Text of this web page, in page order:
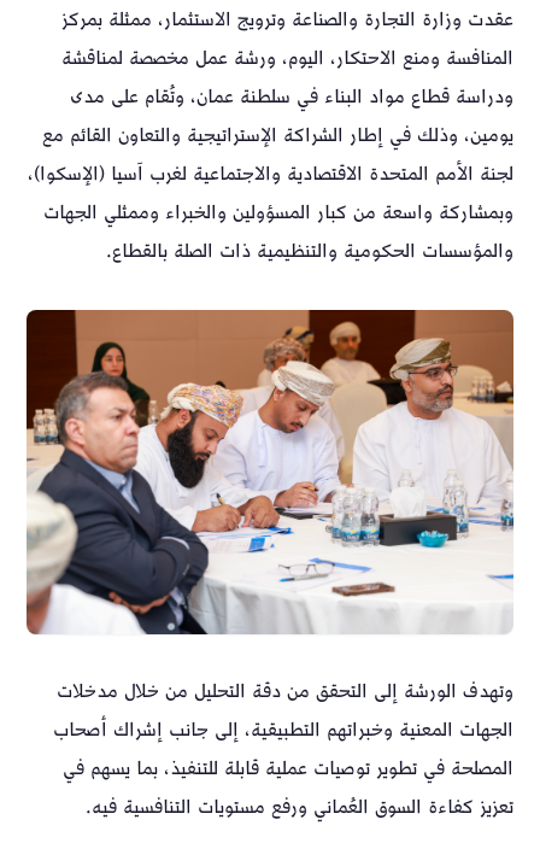
عقدت وزارة التجارة والصناعة وترويج الاستثمار، ممثلة بمركز
المنافسة ومنع الاحتكار، اليوم، ورشة عمل مخصصة لمناقشة
ودراسة قطاع مواد البناء في سلطنة عمان، وتُقام على مدى
يومين، وذلك في إطار الشراكة الإستراتيجية والتعاون القائم مع
لجنة الأمم المتحدة الاقتصادية والاجتماعية لغرب آسيا (الإسكوا)،
وبمشاركة واسعة من كبار المسؤولين والخبراء وممثلي الجهات
والمؤسسات الحكومية والتنظيمية ذات الصلة بالقطاع.
وتهدف الورشة إلى التحقق من دقة التحليل من خلال مدخلات
الجهات المعنية وخبراتهم التطبيقية، إلى جانب إشراك أصحاب
المصلحة في تطوير توصيات عملية قابلة للتنفيذ، بما يسهم في
تعزيز كفاءة السوق العُماني ورفع مستويات التنافسية فيه.